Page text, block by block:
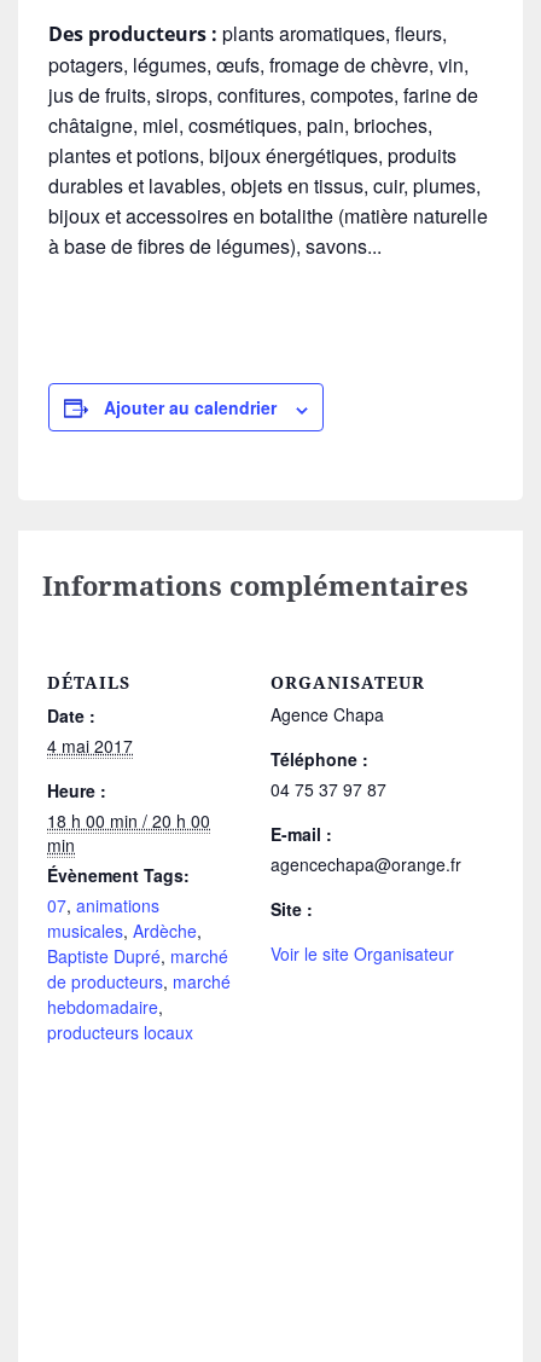
Des producteurs : plants aromatiques, fleurs,
potagers, légumes, œufs, fromage de chèvre, vin,
jus de fruits, sirops, confitures, compotes, farine de
châtaigne, miel, cosmétiques, pain, brioches,
plantes et potions, bijoux énergétiques, produits
durables et lavables, objets en tissus, cuir, plumes,
bijoux et accessoires en botalithe (matière naturelle
à base de fibres de légumes), savons...
Ajouter au calendrier
Informations complémentaires
DÉTAILS
Date :
4 mai 2017
Heure :
18 h 00 min / 20 h 00
min
Évènement Tags:
07, animations
musicales, Ardèche,
Baptiste Dupré, marché
de producteurs, marché
hebdomadaire,
producteurs locaux
ORGANISATEUR
Agence Chapa
Téléphone :
04 75 37 97 87
E-mail :
agencechapa@orange.fr
Site :
Voir le site Organisateur